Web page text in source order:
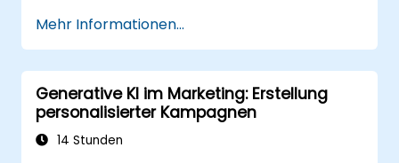
Mehr Informationen...
Generative KI im Marketing: Erstellung
personalisierter Kampagnen
14 Stunden